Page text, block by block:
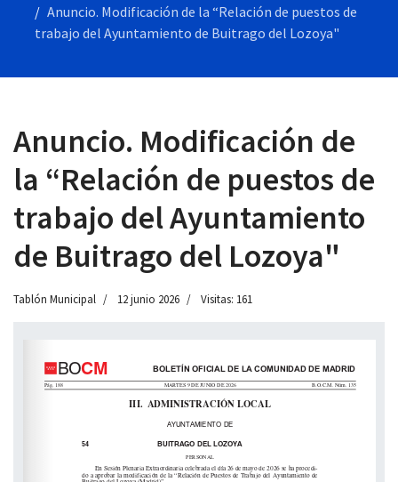
Anuncio. Modificación de la “Relación de puestos de
trabajo del Ayuntamiento de Buitrago del Lozoya"
Anuncio. Modificación de
la “Relación de puestos de
trabajo del Ayuntamiento
de Buitrago del Lozoya"
Tablón Municipal 12 junio 2026 Visitas: 161